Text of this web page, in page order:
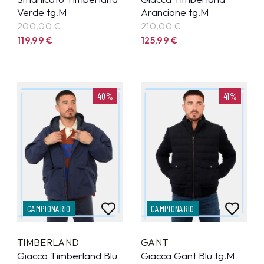
Verde tg.M
200,00 €
119,99€
Arancione tg.M
210,00 €
125,99€
40%
CAMPIONARIO
TIMBERLAND
Giacca Timberland Blu
41%
CAMPIONARIO
GANT
Giacca Gant Blu tg.M